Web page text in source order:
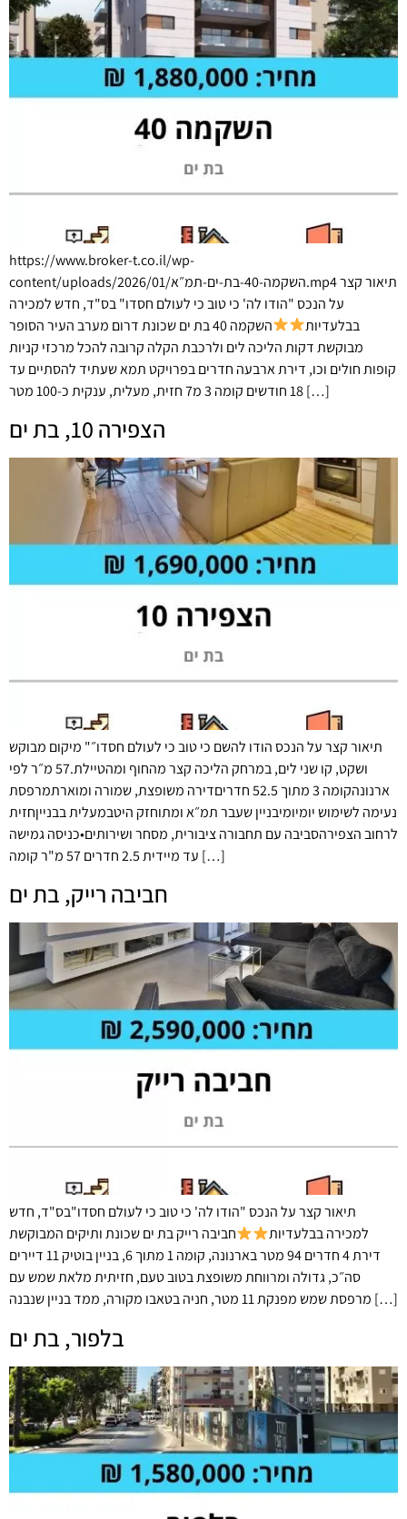
https://www.broker-t.co.il/wp-
content/uploads/2026/01/השקמה-40-בת-ים-תמ״א.mp4 תיאור קצר
על הנכס "הודו לה' כי טוב כי לעולם חסדו" בס"ד, חדש למכירה
בבלעדיות
השקמה 40 בת ים שכונת דרום מערב העיר הסופר
מבוקשת דקות הליכה לים ולרכבת הקלה קרובה להכל מרכזי קניות
קופות חולים וכו, דירת ארבעה חדרים בפרויקט תמא שעתיד להסתיים עד
18 חודשים קומה 3 מ7 חזית, מעלית, ענקית כ-100 מטר […]
הצפירה 10, בת ים
תיאור קצר על הנכס הודו להשם כי טוב כי לעולם חסדו״" מיקום מבוקש
ושקט, קו שני לים, במרחק הליכה קצר מהחוף ומהטיילת.57 מ״ר לפי
ארנונהקומה 3 מתוך 52.5 חדריםדירה משופצת, שמורה ומוארתמרפסת
נעימה לשימוש יומיומיבניין שעבר תמ״א ומתוחזק היטבמעלית בבנייןחזית
לרחוב הצפירהסביבה עם תחבורה ציבורית, מסחר ושירותים•כניסה גמישה
עד מיידית 2.5 חדרים 57 מ"ר קומה […]
חביבה רייק, בת ים
תיאור קצר על הנכס "הודו לה' כי טוב כי לעולם חסדו"בס"ד, חדש
למכירה בבלעדיות
חביבה רייק בת ים שכונת ותיקים המבוקשת
דירת 4 חדרים 94 מטר בארנונה, קומה 1 מתוך 6, בניין בוטיק 11 דיירים
סה״כ, גדולה ומרווחת משופצת בטוב טעם, חזיתית מלאת שמש עם
מרפסת שמש מפנקת 11 מטר, חניה בטאבו מקורה, ממד בניין שנבנה […]
בלפור, בת ים